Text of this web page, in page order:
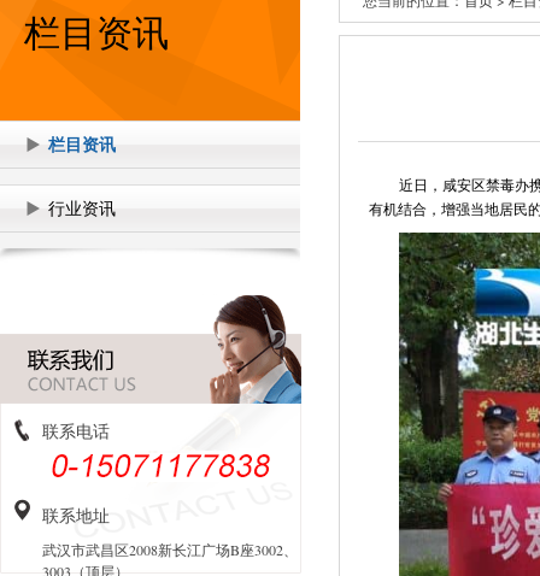
栏目资讯
栏目资讯
行业资讯
联系电话
联系地址
武汉市武昌区2008新长江广场B座3002、
3003（顶层）
近日，咸安区禁毒办
有机结合，增强当地居民